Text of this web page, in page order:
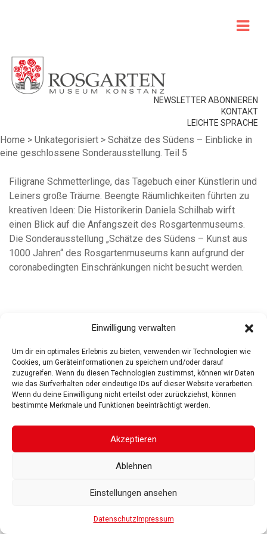
Einwilligung verwalten
Um dir ein optimales Erlebnis zu bieten, verwenden wir Technologien wie
Cookies, um Geräteinformationen zu speichern und/oder darauf
zuzugreifen. Wenn du diesen Technologien zustimmst, können wir Daten
wie das Surfverhalten oder eindeutige IDs auf dieser Website verarbeiten.
Wenn du deine Einwilligung nicht erteilst oder zurückziehst, können
bestimmte Merkmale und Funktionen beeinträchtigt werden.
Akzeptieren
Ablehnen
Einstellungen ansehen
DatenschutzImpressum
NEWSLETTER ABONNIEREN
KONTAKT
LEICHTE SPRACHE
Home > Unkategorisiert > Schätze des Südens – Einblicke in
eine geschlossene Sonderausstellung. Teil 5
Filigrane Schmetterlinge, das Tagebuch einer Künstlerin und
Leiners große Träume. Beengte Räumlichkeiten führten zu
kreativen Ideen: Die Historikerin Daniela Schilhab wirft
einen Blick auf die Anfangszeit des Rosgartenmuseums.
Die Sonderausstellung „Schätze des Südens – Kunst aus
1000 Jahren“ des Rosgartenmuseums kann aufgrund der
coronabedingten Einschränkungen nicht besucht werden.
3-5
78462 KONSTANZ
IMPRESSUM DATENSCHUTZ BARRIEREFREIHEIT
© 2025
Gesellschaft der Freunde des Rosgartenmuseums. Alle Rechte vorbehalten